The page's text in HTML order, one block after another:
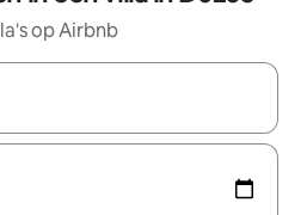
op Airbnb
zijn, maak je een keuze